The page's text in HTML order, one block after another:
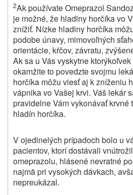
2Ak používate Omeprazol
je možné, že hladiny horčíka vo
znížiť. Nízke hladiny horčíka
podobe únavy, mimovoľných
orientácie, kŕčov, závratu,
Ak sa u Vás vyskytne
okamžite to povedzte svojmu
horčíka môžu viesť aj k zníženiu
vápnika vo Vašej krvi. Váš lekár
pravidelne Vám vykonávať krvné
hladín horčíka.
V ojedinelých prípadoch bolo u
pacientov, ktorí dostávali
omeprazolu, hlásené nevratné
najmä pri vysokých dávkach,
nepreukázal.